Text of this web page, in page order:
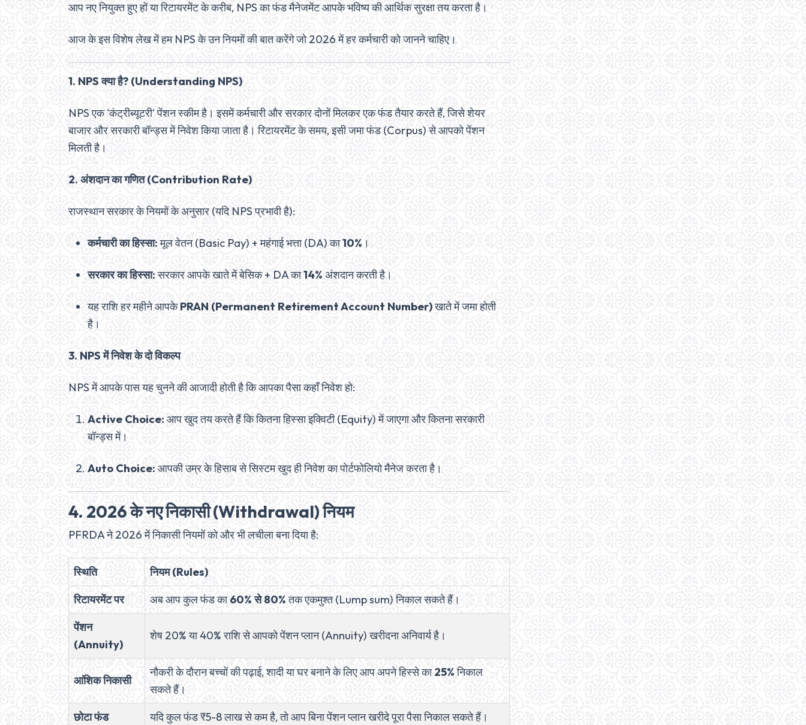
आप नए नियुक्त हुए हों या रिटायरमेंट के करीब, NPS का फंड मैनेजमेंट आपके भविष्य की आर्थिक सुरक्षा तय करता है।
आज के इस विशेष लेख में हम NPS के उन नियमों की बात करेंगे जो 2026 में हर कर्मचारी को जानने चाहिए।
1. NPS क्या है? (Understanding NPS)
NPS एक 'कंट्रीब्यूटरी' पेंशन स्कीम है। इसमें कर्मचारी और सरकार दोनों मिलकर एक फंड तैयार करते हैं, जिसे शेयर
बाजार और सरकारी बॉन्ड्स में निवेश किया जाता है। रिटायरमेंट के समय, इसी जमा फंड (Corpus) से आपको पेंशन
मिलती है।
2. अंशदान का गणित (Contribution Rate)
राजस्थान सरकार के नियमों के अनुसार (यदि NPS प्रभावी है):
कर्मचारी का हिस्सा:मूल वेतन (Basic Pay) + महंगाई भत्ता (DA) का10% ।
सरकार का हिस्सा:सरकार आपके खाते में बेसिक + DA का14% अंशदान करती है।
यह राशि हर महीने आपकेPRAN (Permanent Retirement Account Number)खाते में जमा होती
है।
3. NPS में निवेश के दो विकल्प
NPS में आपके पास यह चुनने की आजादी होती है कि आपका पैसा कहाँ निवेश हो:
Active Choice: आप खुद तय करते हैं कि कितना हिस्सा इक्विटी (Equity) में जाएगा और कितना सरकारी
बॉन्ड्स में।
Auto Choice: आपकी उम्र के हिसाब से सिस्टम खुद ही निवेश का पोर्टफोलियो मैनेज करता है।
4. 2026 के नए निकासी (Withdrawal) नियम
PFRDA ने 2026 में निकासी नियमों को और भी लचीला बना दिया है:
स्थिति
नियम (Rules)
रिटायरमेंट पर
अब आप कुल फंड का60% से 80%तक एकमुश्त (Lump sum) निकाल सकते हैं।
पेंशन
(Annuity)
शेष 20% या 40% राशि से आपको पेंशन प्लान (Annuity) खरीदना अनिवार्य है।
आंशिक निकासी
नौकरी के दौरान बच्चों की पढ़ाई, शादी या घर बनाने के लिए आप अपने हिस्से का25%निकाल
सकते हैं।
छोटा फंड
यदि कुल फंड ₹5-8 लाख से कम है, तो आप बिना पेंशन प्लान खरीदे पूरा पैसा निकाल सकते हैं।